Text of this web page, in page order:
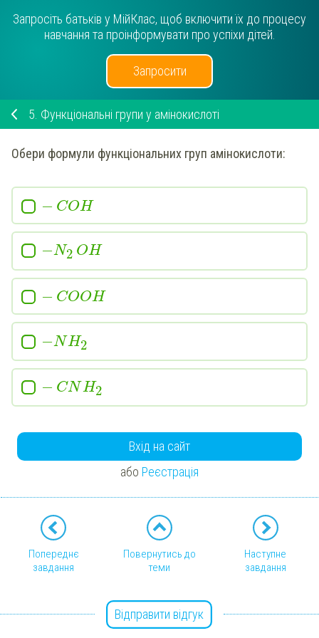
Запросіть батьків у МійКлас, щоб включити їх до процесу
навчання та проінформувати про успіхи дітей.
Запросити
5. Функціональні групи у амінокислоті
Обери формули функціональних груп амінокислоти:
− COH
−N2 OH
− COOH
−NH2
− CN H2
Вхід на сайт
або Реєстрація
Попереднє
завдання
Повернутись до
теми
Наступне
завдання
Відправити відгук